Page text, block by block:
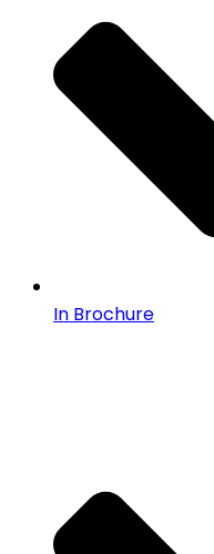
In Brochure